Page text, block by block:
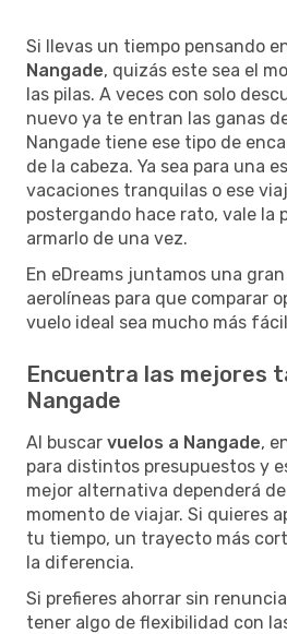
Si llevas un tiempo pensando
Nangade, quizás este sea el
las pilas. A veces con solo
nuevo ya te entran las ganas
Nangade tiene ese tipo de
de la cabeza. Ya sea para una
vacaciones tranquilas o ese
postergando hace rato, vale la
armarlo de una vez.
En eDreams juntamos una
aerolíneas para que comparar
vuelo ideal sea mucho más
Encuentra las mejores
Nangade
Al buscar vuelos a Nangade,
para distintos presupuestos y
mejor alternativa dependerá
momento de viajar. Si quieres
tu tiempo, un trayecto más
la diferencia.
Si prefieres ahorrar sin
tener algo de flexibilidad con